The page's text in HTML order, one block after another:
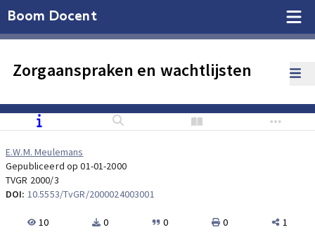
Boom Docent
Zorgaanspraken en wachtlijsten
E.W.M. Meulemans
Gepubliceerd op 01-01-2000
TVGR 2000/3
DOI: 10.5553/TvGR/2000024003001
10 0 0 0 1